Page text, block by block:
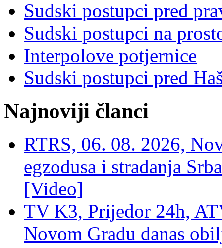
Sudski postupci pred
Sudski postupci na
Interpolove potjernice
Sudski postupci pred
Najnoviji članci
RTRS, 06. 08. 2026,
egzodusa i stradanja
[Video]
TV K3, Prijedor 24h,
Novom Gradu danas